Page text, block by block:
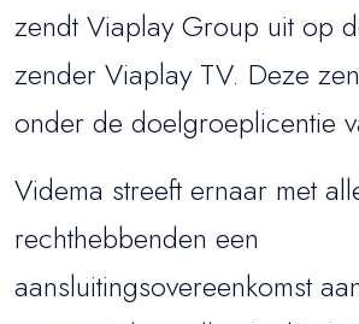
zendt Viaplay Group uit op
zender Viaplay TV. Deze
onder de doelgroeplicentie
Videma streeft ernaar met
rechthebbenden een
aansluitingsovereenkomst